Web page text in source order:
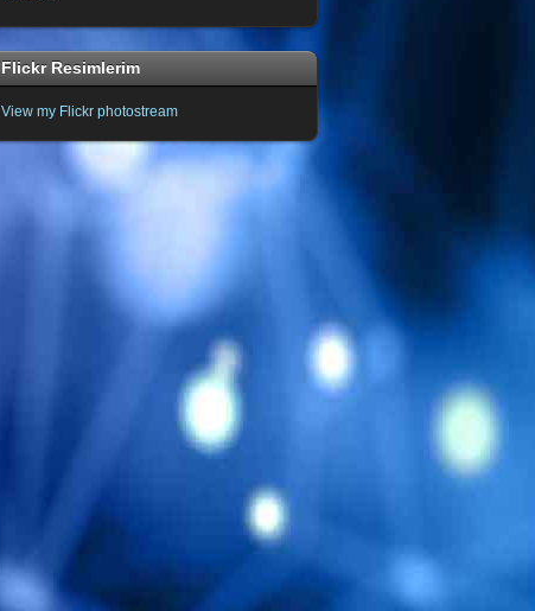
Flickr Resimlerim
View my Flickr photostream